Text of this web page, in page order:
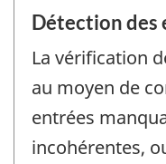
Détection des
La vérification
au moyen de
entrées
incohérentes,